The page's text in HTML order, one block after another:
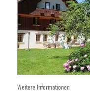
Weitere Informationen